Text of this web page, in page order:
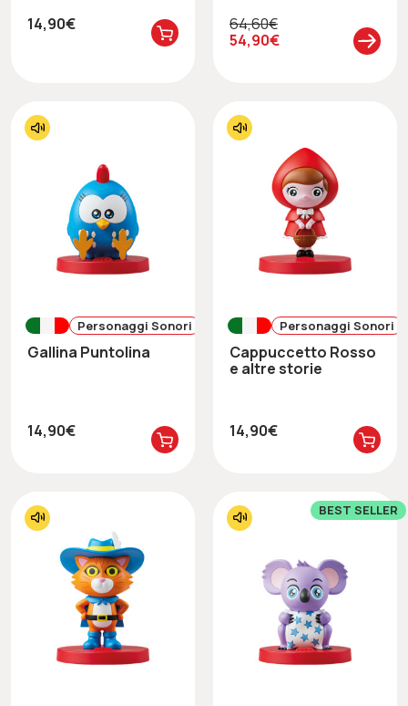
14,90€
54,90€
64,60€
Personaggi Sonori
Gallina Puntolina
14,90€
Personaggi Sonori
Cappuccetto Rosso
e altre storie
14,90€
BEST SELLER